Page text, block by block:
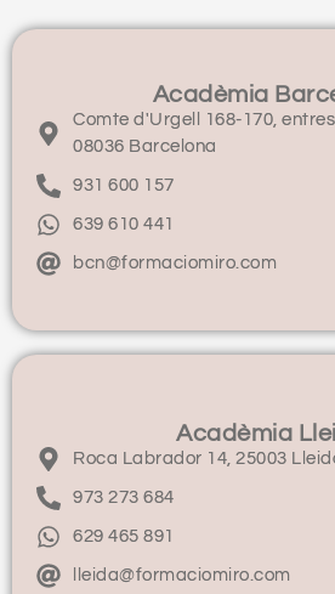
Acadèmia
Comte d'Urgell 168-170,
08036 Barcelona
931 600 157
639 610 441
bcn@formaciomiro.com
Acadèmia
Roca Labrador 14, 25003
973 273 684
629 465 891
lleida@formaciomiro.com